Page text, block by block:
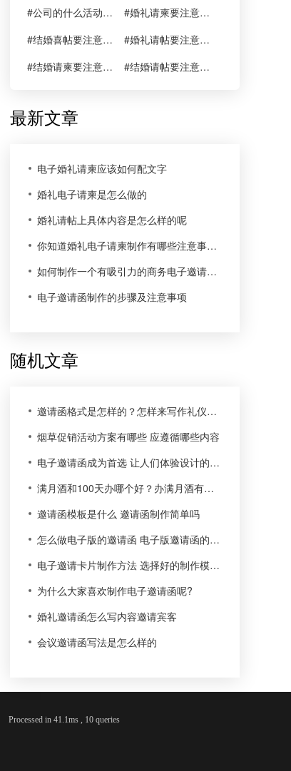
#公司的什么活动要用邀请函
#婚礼请柬要注意什么
#结婚喜帖要注意什么
#婚礼请帖要注意什么
#结婚请柬要注意什么
#结婚请帖要注意什么
最新文章
电子婚礼请柬应该如何配文字
婚礼电子请柬是怎么做的
婚礼请帖上具体内容是怎么样的呢
你知道婚礼电子请柬制作有哪些注意事项吗
如何制作一个有吸引力的商务电子邀请函呢
电子邀请函制作的步骤及注意事项
随机文章
邀请函格式是怎样的？怎样来写作礼仪活动邀请函?
烟草促销活动方案有哪些 应遵循哪些内容
电子邀请函成为首选 让人们体验设计的乐趣
满月酒和100天办哪个好？办满月酒有什么讲究？
邀请函模板是什么 邀请函制作简单吗
怎么做电子版的邀请函 电子版邀请函的好处是什么
电子邀请卡片制作方法 选择好的制作模板很重要
为什么大家喜欢制作电子邀请函呢?
婚礼邀请函怎么写内容邀请宾客
会议邀请函写法是怎么样的
Processed in 41.1ms , 10 queries